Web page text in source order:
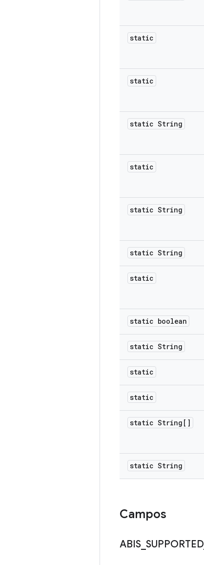
static
static
static String
static
static String
static String
static
static boolean
static String
static
static
static String[]
static String
Campos
ABIS SUPPORTED